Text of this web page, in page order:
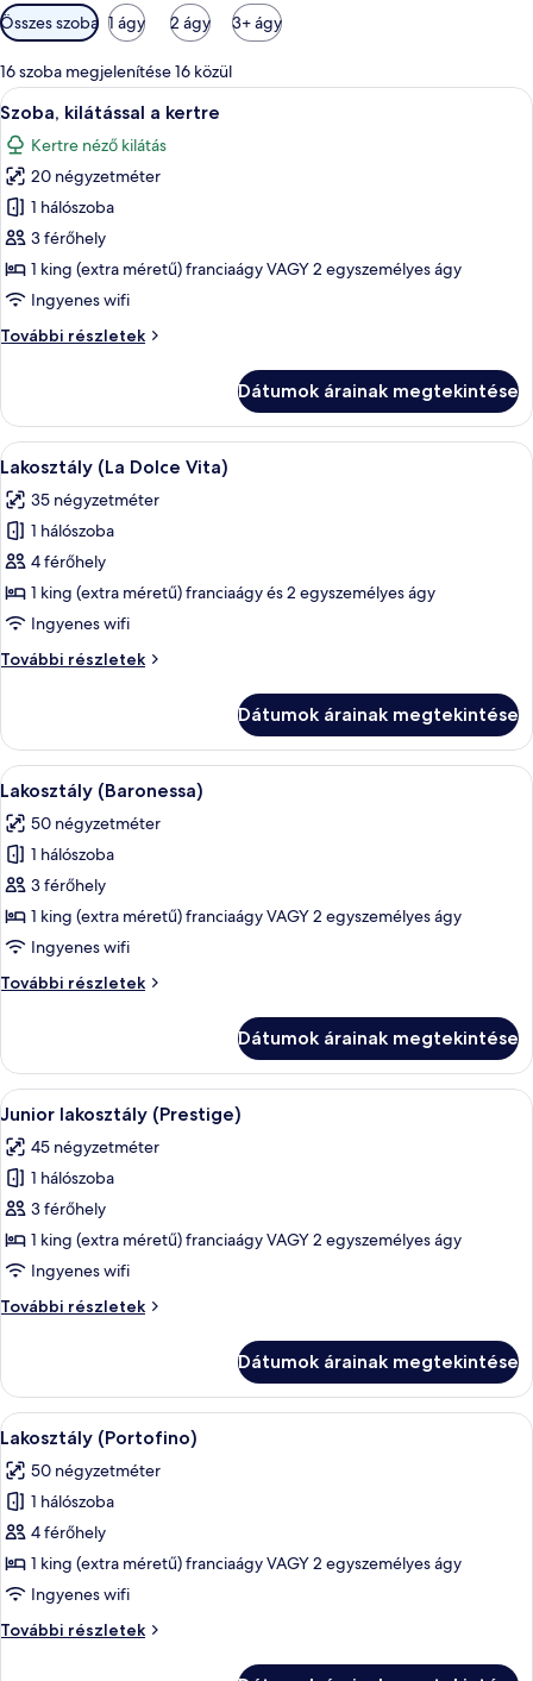
Szobákhoz
rendelkezésre
álló
szűrők
Összes szoba 1 ágy 2 ágy 3+ ágy
16 szoba megjelenítése 16 közül
A
következő
szoba
összes
képének
megtekintése:
Szoba,
kilátással
kertre
Egy hálószoba, amelyben található
4
Szoba, kilátással a kertre
Kertre néző kilátás
20 négyzetméter
1 hálószoba
3 férőhely
1 king (extra méretű) franciaágy VAGY 2 egyszemélyes ágy
Ingyenes wifi
További részletek
Szoba,
további
részletei
Dátumok árainak megtekintése
A
következő
szoba
összes
képének
megtekintése:
Lakosztály
Dolce
Lakosztály (La Dolce Vita) |
10
Lakosztály (La Dolce Vita)
35 négyzetméter
1 hálószoba
4 férőhely
1 king (extra méretű) franciaágy és 2 egyszemélyes ágy
Ingyenes wifi
További részletek
Lakosztály
további
részletei
Dátumok árainak megtekintése
A
következő
szoba
összes
képének
megtekintése:
Lakosztály
Lakosztály (Baronessa) |
26
Lakosztály (Baronessa)
50 négyzetméter
1 hálószoba
3 férőhely
1 king (extra méretű) franciaágy VAGY 2 egyszemélyes ágy
Ingyenes wifi
További részletek
Lakosztály
Dátumok árainak megtekintése
A
következő
szoba
összes
képének
megtekintése:
Junior
(Prestige)
Junior lakosztály (Prestige) |
8
Junior lakosztály (Prestige)
45 négyzetméter
1 hálószoba
3 férőhely
1 king (extra méretű) franciaágy VAGY 2 egyszemélyes ágy
Ingyenes wifi
További részletek
Junior
részletei
Dátumok árainak megtekintése
A
következő
szoba
összes
képének
megtekintése:
Lakosztály
Lakosztály (Portofino) |
13
Lakosztály (Portofino)
50 négyzetméter
1 hálószoba
4 férőhely
1 king (extra méretű) franciaágy VAGY 2 egyszemélyes ágy
Ingyenes wifi
További részletek
Lakosztály